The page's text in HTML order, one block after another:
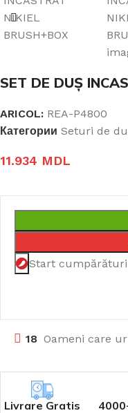
SET DE DUȘ
ARICOL: REA-P4800
Категории Seturi de
11.934 MDL
Start
18 Oameni care
Livrare Gratis